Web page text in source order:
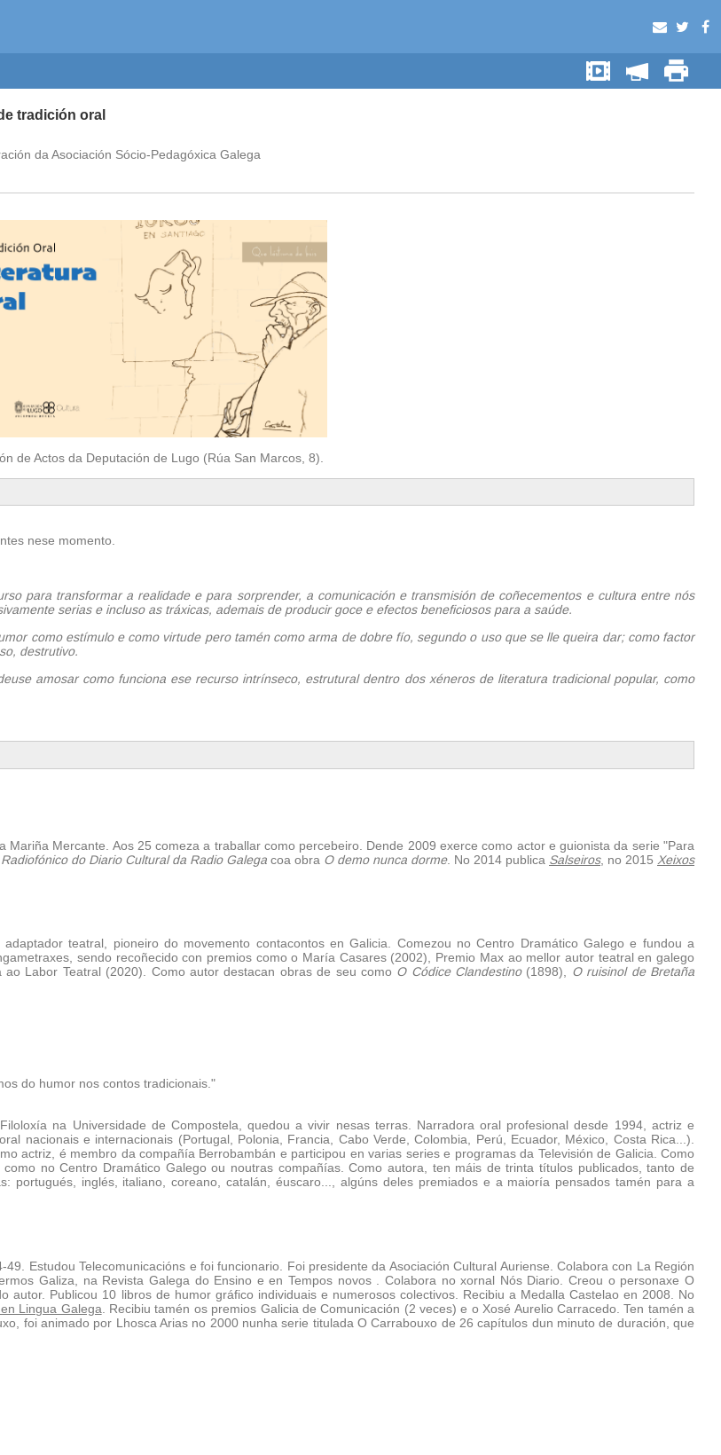
tradición oral
da Asociación Sócio-Pedagóxica Galega
de Actos da Deputación de Lugo (Rúa San Marcos, 8).
nese momento.
para transformar a realidade e para sorprender, a comunicación e transmisión de coñecementos e cultura entre nós
serias e incluso as tráxicas, ademais de producir goce e efectos beneficiosos para a saúde.
como estímulo e como virtude pero tamén como arma de dobre fío, segundo o uso que se lle queira dar; como factor
destrutivo.
amosar como funciona ese recurso intrínseco, estrutural dentro dos xéneros de literatura tradicional popular, como
Mercante. Aos 25 comeza a traballar como percebeiro. Dende 2009 exerce como actor e guionista da serie "Para
Radiofónico do Diario Cultural da Radio Galega coa obra O demo nunca dorme. No 2014 publica Salseiros, no 2015 Xeixos
teatral, pioneiro do movemento contacontos en Galicia. Comezou no Centro Dramático Galego e fundou a
sendo recoñecido con premios como o María Casares (2002), Premio Max ao mellor autor teatral en galego
Labor Teatral (2020). Como autor destacan obras de seu como O Códice Clandestino(1898), O ruisinol de Bretaña
do humor nos contos tradicionais."
na Universidade de Compostela, quedou a vivir nesas terras. Narradora oral profesional desde 1994, actriz e
nacionais e internacionais (Portugal, Polonia, Francia, Cabo Verde, Colombia, Perú, Ecuador, México, Costa Rica...).
actriz, é membro da compañía Berrobambán e participou en varias series e programas da Televisión de Galicia. Como
no Centro Dramático Galego ou noutras compañías. Como autora, ten máis de trinta títulos publicados, tanto de
portugués, inglés, italiano, coreano, catalán, éuscaro..., algúns deles premiados e a maioría pensados tamén para a
Estudou Telecomunicacións e foi funcionario. Foi presidente da Asociación Cultural Auriense. Colabora con La Región
Galiza, na Revista Galega do Ensino e en Tempos novos . Colabora no xornal Nós Diario. Creou o personaxe O
Publicou 10 libros de humor gráfico individuais e numerosos colectivos. Recibiu a Medalla Castelao en 2008. No
Lingua Galega . Recibiu tamén os premios Galicia de Comunicación (2 veces) e o Xosé Aurelio Carracedo. Ten tamén a
foi animado por Lhosca Arias no 2000 nunha serie titulada O Carrabouxo de 26 capítulos dun minuto de duración, que